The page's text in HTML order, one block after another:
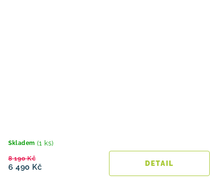
Skladem (1 ks)
6 490 Kč
8 190 Kč